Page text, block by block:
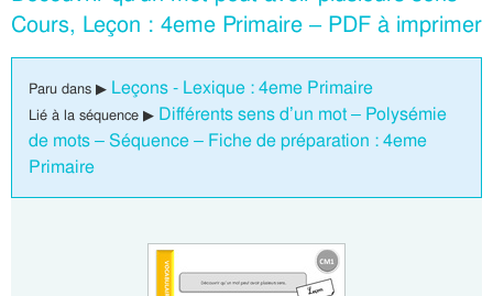
Cours, Leçon : 4eme Primaire – PDF à imprimer
Paru dans ▶ Leçons - Lexique : 4eme Primaire
Lié à la séquence ▶ Différents sens d’un mot – Polysémie
de mots – Séquence – Fiche de préparation : 4eme
Primaire